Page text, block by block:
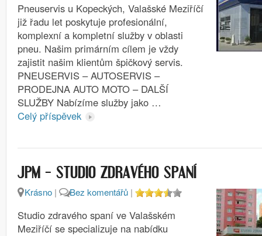
Pneuservis u Kopeckých, Valašské Meziříčí
již řadu let poskytuje profesionální,
komplexní a kompletní služby v oblasti
pneu. Našim primárním cílem je vždy
zajistit našim klientům špičkový servis.
PNEUSERVIS – AUTOSERVIS –
PRODEJNA AUTO MOTO – DALŠÍ
SLUŽBY Nabízíme služby jako …
Celý příspěvek
JPM – STUDIO ZDRAVÉHO SPANÍ
Krásno | Bez komentářů |
Studio zdravého spaní ve Valašském
Meziříčí se specializuje na nabídku